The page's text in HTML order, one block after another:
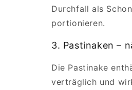
Durchfall als
portionieren.
3. Pastinaken –
Die Pastinake
verträglich und